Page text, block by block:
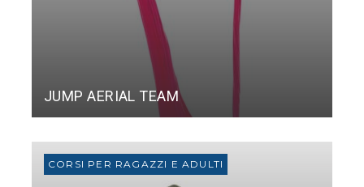
JUMP AERIAL TEAM
CORSI PER RAGAZZI E ADULTI